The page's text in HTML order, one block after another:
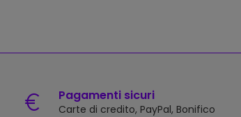
Pagamenti sicuri
Carte di credito, PayPal, Bonifico